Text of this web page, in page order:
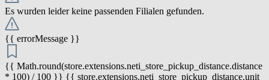
Es wurden leider keine passenden Filialen gefunden.
{{ errorMessage }}
{{ Math.round(store.extensions.neti_store_pickup_distance.distance
* 100) / 100 }} {{ store.extensions.neti_store_pickup_distance.unit